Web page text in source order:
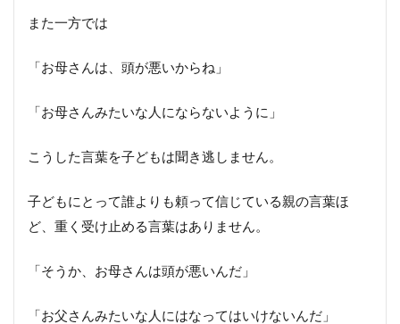
また一方では
「お母さんは、頭が悪いからね」
「お母さんみたいな人にならないように」
こうした言葉を子どもは聞き逃しません。
子どもにとって誰よりも頼って信じている親の言葉ほ
ど、重く受け止める言葉はありません。
「そうか、お母さんは頭が悪いんだ」
「お父さんみたいな人にはなってはいけないんだ」